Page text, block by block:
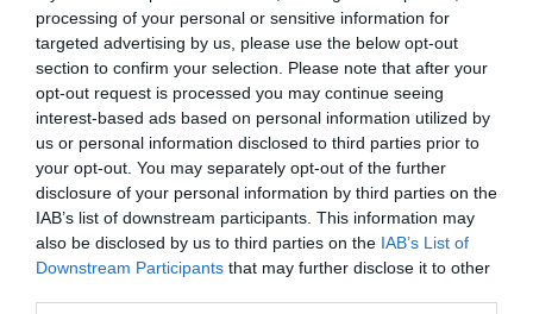
processing of your personal or sensitive information for
targeted advertising by us, please use the below opt-out
section to confirm your selection. Please note that after your
opt-out request is processed you may continue seeing
interest-based ads based on personal information utilized by
us or personal information disclosed to third parties prior to
your opt-out. You may separately opt-out of the further
disclosure of your personal information by third parties on the
IAB’s list of downstream participants. This information may
also be disclosed by us to third parties on the IAB’s List of
Downstream Participants that may further disclose it to other